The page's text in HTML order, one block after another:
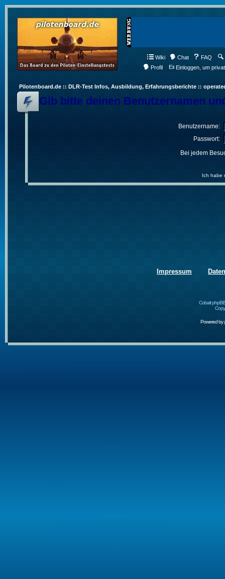
Wiki Chat FAQ
Profil
Einloggen, um
Pilotenboard.de :: DLR-Test Infos, Ausbildung, Erfahrungsberichte ::
Gib bitte deinen Benutzernamen
Benutzername:
Passwort:
Bei jedem
Ich habe
Impressum
Cobalt
Powered by